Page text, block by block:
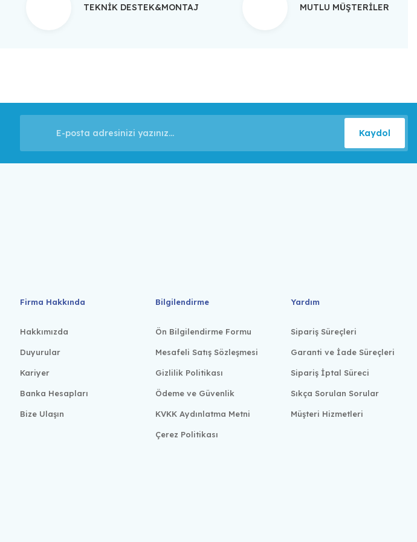
TEKNİK DESTEK&MONTAJ MUTLU MÜŞTERİLER
Kaydol
Firma Hakkında
Hakkımızda
Duyurular
Kariyer
Banka Hesapları
Bize Ulaşın
Bilgilendirme
Ön Bilgilendirme Formu
Mesafeli Satış Sözleşmesi
Gizlilik Politikası
Ödeme ve Güvenlik
KVKK Aydınlatma Metni
Çerez Politikası
Yardım
Sipariş Süreçleri
Garanti ve İade Süreçleri
Sipariş İptal Süreci
Sıkça Sorulan Sorular
Müşteri Hizmetleri